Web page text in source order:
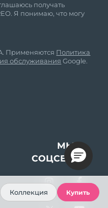
получать
Я понимаю, что могу
Применяются Политика
обслуживания Google.
МЫ В
СОЦСЕТЯХ
Коллекция Купить